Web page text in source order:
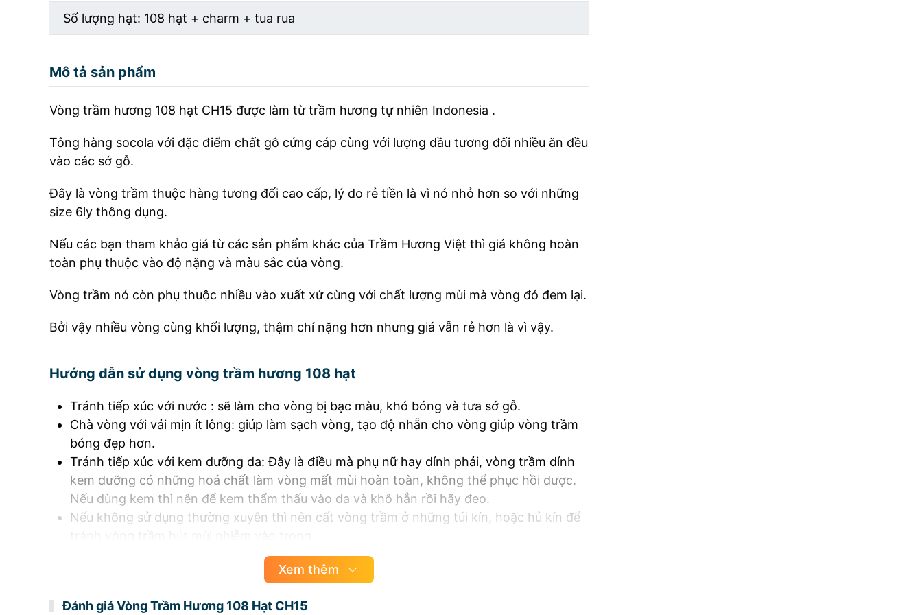
Số lượng hạt: 108 hạt + charm + tua rua
Mô tả sản phẩm
Vòng trầm hương 108 hạt CH15 được làm từ trầm hương tự nhiên Indonesia .
Tông hàng socola với đặc điểm chất gỗ cứng cáp cùng với lượng dầu tương đối nhiều ăn đều
vào các sớ gỗ.
Đây là vòng trầm thuộc hàng tương đối cao cấp, lý do rẻ tiền là vì nó nhỏ hơn so với những
size 6ly thông dụng.
Nếu các bạn tham khảo giá từ các sản phẩm khác của Trầm Hương Việt thì giá không hoàn
toàn phụ thuộc vào độ nặng và màu sắc của vòng.
Vòng trầm nó còn phụ thuộc nhiều vào xuất xứ cùng với chất lượng mùi mà vòng đó đem lại.
Bởi vậy nhiều vòng cùng khối lượng, thậm chí nặng hơn nhưng giá vẫn rẻ hơn là vì vậy.
Hướng dẫn sử dụng vòng trầm hương 108 hạt
Tránh tiếp xúc với nước : sẽ làm cho vòng bị bạc màu, khó bóng và tưa sớ gỗ.
Chà vòng với vải mịn ít lông: giúp làm sạch vòng, tạo độ nhẵn cho vòng giúp vòng trầm
bóng đẹp hơn.
Tránh tiếp xúc với kem dưỡng da: Đây là điều mà phụ nữ hay dính phải, vòng trầm dính
kem dưỡng có những hoá chất làm vòng mất mùi hoàn toàn, không thể phục hồi dược.
Nếu dùng kem thì nên để kem thẩm thấu vào da và khô hẳn rồi hãy đeo.
Nếu không sử dụng thường xuyên thì nên cất vòng trầm ở những túi kín, hoặc hủ kín để
Việc sử dụng và bảo quản vòng trầm hương 108 hạt không quá khó, hãy gửi lại cho Trầm
Hương Việt bảo hành nếu vòng xuống cấp trong thời gian sớm nhất.
Xem thêm
Đánh giá Vòng Trầm Hương 108 Hạt CH15